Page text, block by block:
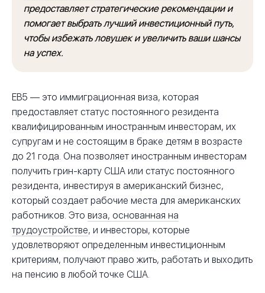
предоставляет стратегические рекомендации и
помогает выбрать лучший инвестиционный путь,
чтобы избежать ловушек и увеличить ваши шансы
на успех.
EB5 — это иммиграционная виза, которая
предоставляет статус постоянного резидента
квалифицированным иностранным инвесторам, их
супругам и не состоящим в браке детям в возрасте
до 21 года. Она позволяет иностранным инвесторам
получить грин-карту США или статус постоянного
резидента, инвестируя в американский бизнес,
который создает рабочие места для американских
работников. Это виза, основанная на
трудоустройстве, и инвесторы, которые
удовлетворяют определенным инвестиционным
критериям, получают право жить, работать и выходить
на пенсию в любой точке США.